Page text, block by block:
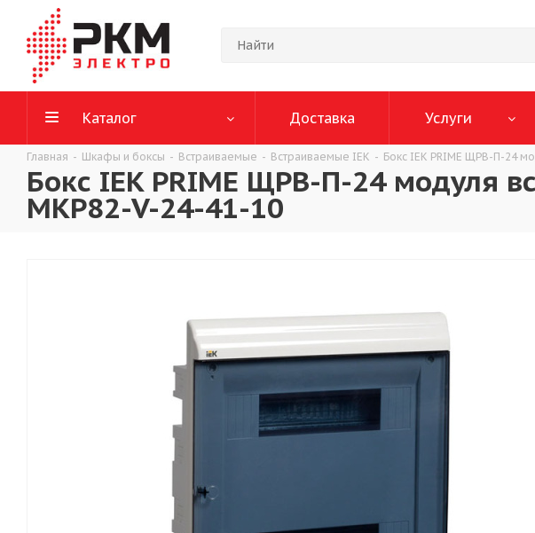
Каталог Доставка Услуги
Главная - Шкафы и боксы - Встраиваемые - Встраиваемые IEK - Бокс IEK PRIME ЩРВ-П-24
Бокс IEK PRIME ЩРВ-П-24 модуля
MKP82-V-24-41-10